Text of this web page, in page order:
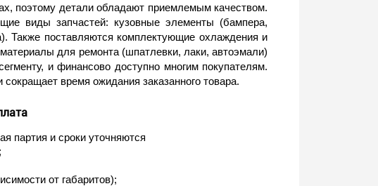
поэтому детали обладают приемлемым качеством.
виды запчастей: кузовные элементы (бампера,
Также поставляются комплектующие охлаждения и
для ремонта (шпатлевки, лаки, автоэмали)
и финансово доступно многим покупателям.
время ожидания заказанного товара.
партия и сроки уточняются
от габаритов);